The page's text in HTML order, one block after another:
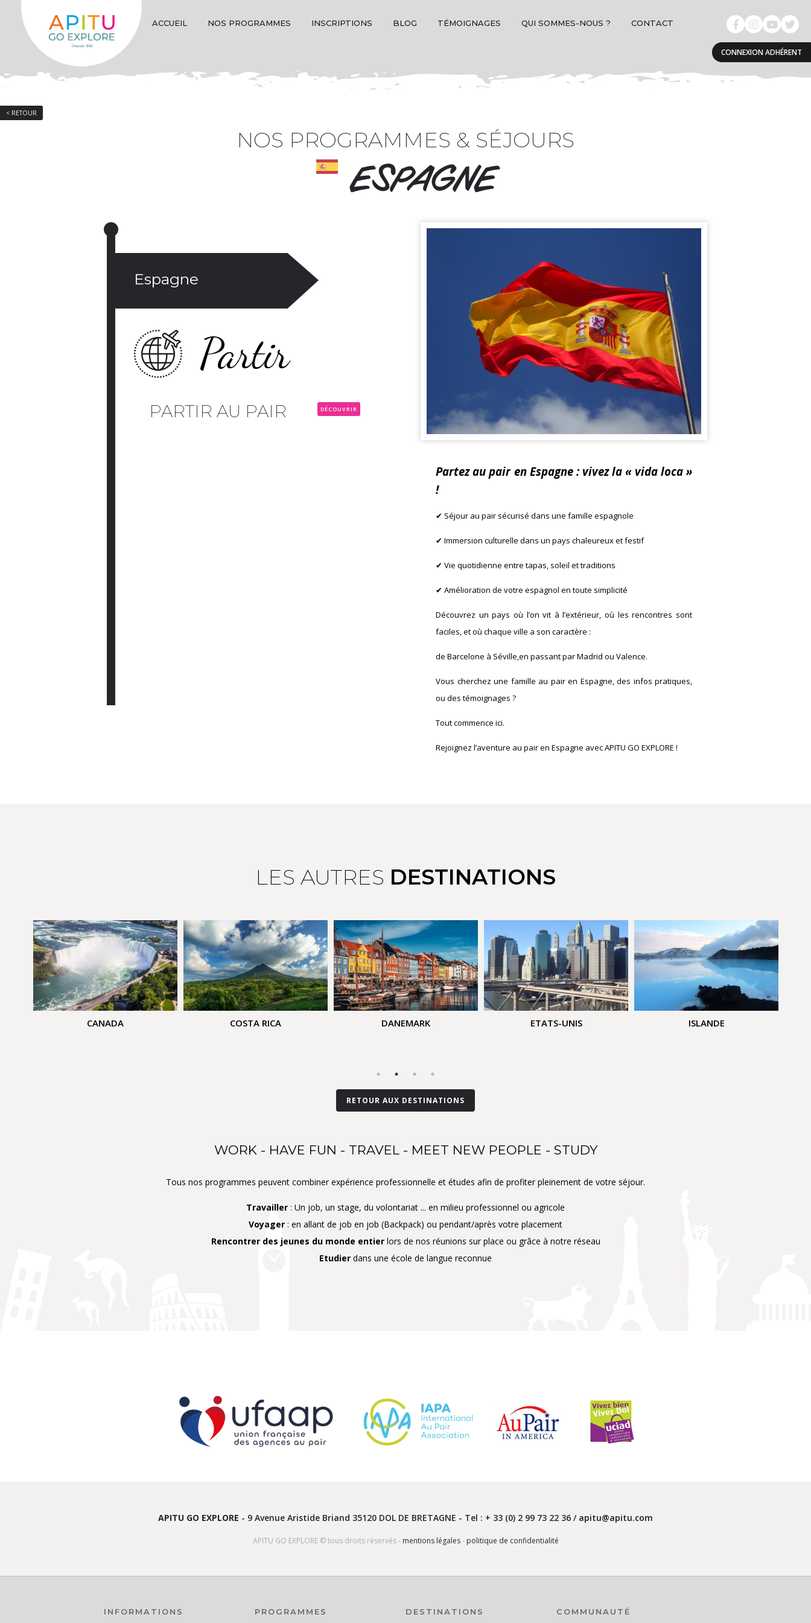
ACCUEIL NOS PROGRAMMES INSCRIPTIONS BLOG TÉMOIGNAGES QUI SOMMES-NOUS ? CONTACT
CONNEXION ADHÉRENT
< RETOUR
NOS PROGRAMMES & SÉJOURS
ESPAGNE
Espagne
Partir
PARTIR AU PAIR DÉCOUVRIR
Partez au pair en Espagne : vivez la « vida loca »
!
✔ Séjour au pair sécurisé dans une famille espagnole
✔ Immersion culturelle dans un pays chaleureux et festif
✔ Vie quotidienne entre tapas, soleil et traditions
✔ Amélioration de votre espagnol en toute simplicité
Découvrez un pays où l’on vit à l’extérieur, où les rencontres sont
faciles, et où chaque ville a son caractère :
de Barcelone à Séville,en passant par Madrid ou Valence.
Vous cherchez une famille au pair en Espagne, des infos pratiques,
ou des témoignages ?
Tout commence ici.
Rejoignez l’aventure au pair en Espagne avec APITU GO EXPLORE !
LES AUTRES DESTINATIONS
CANADA COSTA RICA DANEMARK ETATS-UNIS ISLANDE
RETOUR AUX DESTINATIONS
WORK - HAVE FUN - TRAVEL - MEET NEW PEOPLE - STUDY
Tous nos programmes peuvent combiner expérience professionnelle et études afin de profiter pleinement de votre séjour.
Travailler : Un job, un stage, du volontariat ... en milieu professionnel ou agricole
Voyager : en allant de job en job (Backpack) ou pendant/après votre placement
Rencontrer des jeunes du monde entierlors de nos réunions sur place ou grâce à notre réseau
Etudier dans une école de langue reconnue
APITU GO EXPLORE - 9 Avenue Aristide Briand 35120 DOL DE BRETAGNE - Tel : + 33 (0) 2 99 73 22 36 / apitu@apitu.com
APITU GO EXPLORE © tous droits réservés - mentions légales- politique de confidentialité
INFORMATIONS PROGRAMMES DESTINATIONS COMMUNAUTÉ